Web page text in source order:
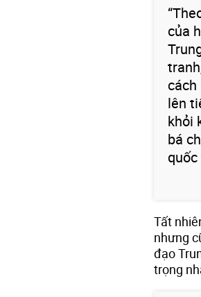
của
lên
khỏi
bá
Tất
nhưng
đạo
trọng